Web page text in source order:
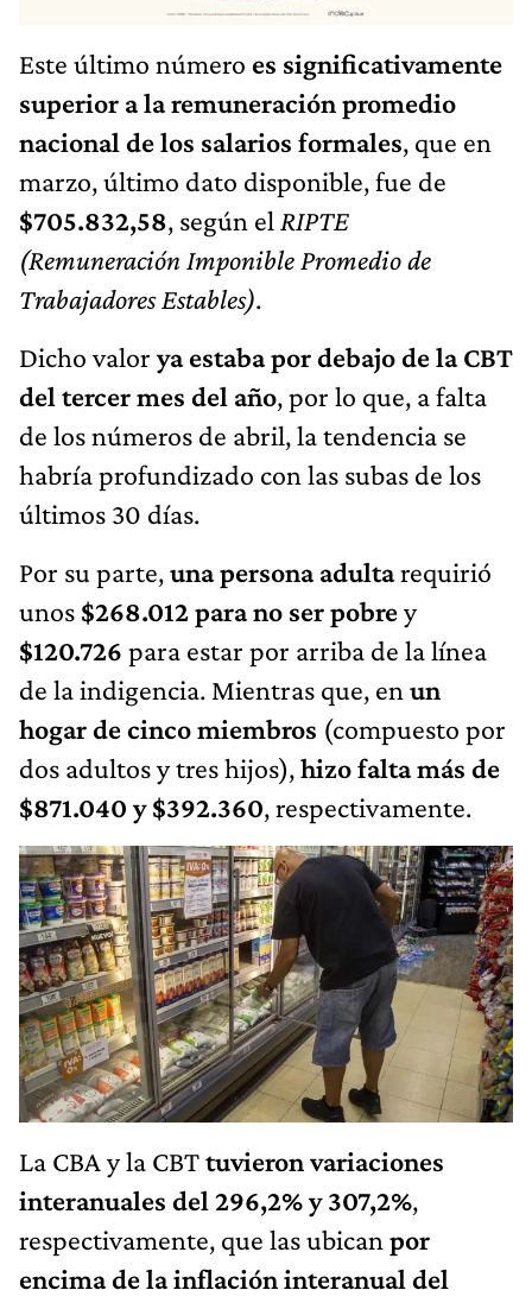
superior a la remuneración promedio
nacional de los salarios formales, que en
marzo, último dato disponible, fue de
$705.832,58, según elRIPTE
(Remuneración Imponible Promedio de
Trabajadores Estables).
del tercer mes del año, por lo que, a falta
de los números de abril, la tendencia se
habría profundizado con las subas de los
últimos 30 días.
unos$268.012 para no ser pobrey
$120.726para estar por arriba de la línea
de la indigencia. Mientras que, enun
hogar de cinco miembros(compuesto por
dos adultos y tres hijos),hizo falta más de
$871.040 y $392.360, respectivamente.
interanuales del 296,2% y 307,2%,
respectivamente, que las ubicanpor
encima de la inflación interanual del
289,4%.